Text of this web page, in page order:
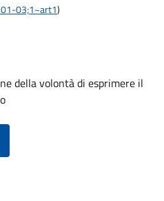
03;1~art1)
della volontà di esprimere il